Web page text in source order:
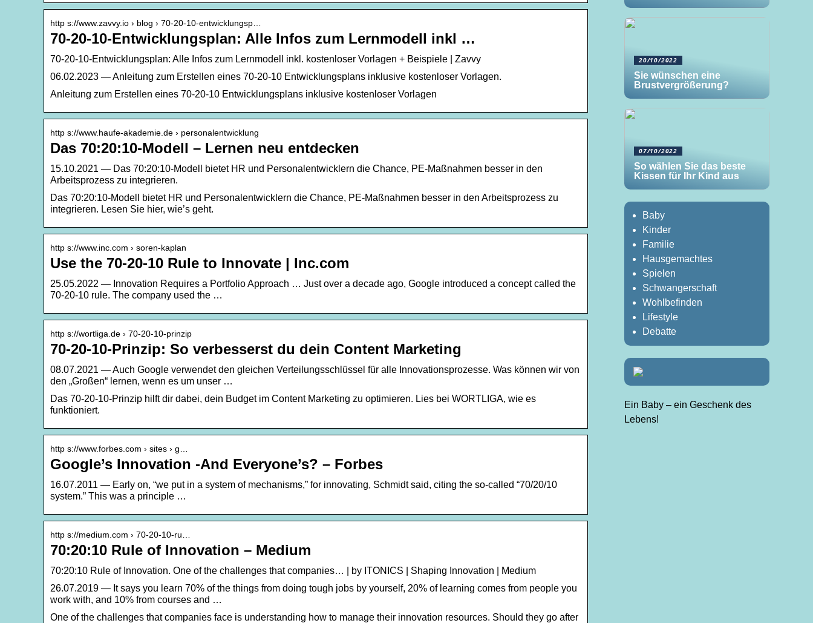
http s://www.zavvy.io › blog › 70-20-10-entwicklungsp…
70-20-10-Entwicklungsplan: Alle Infos zum Lernmodell inkl …
70-20-10-Entwicklungsplan: Alle Infos zum Lernmodell inkl. kostenloser Vorlagen + Beispiele | Zavvy
06.02.2023 — Anleitung zum Erstellen eines 70-20-10 Entwicklungsplans inklusive kostenloser Vorlagen.
Anleitung zum Erstellen eines 70-20-10 Entwicklungsplans inklusive kostenloser Vorlagen
http s://www.haufe-akademie.de › personalentwicklung
Das 70:20:10-Modell – Lernen neu entdecken
15.10.2021 — Das 70:20:10-Modell bietet HR und Personalentwicklern die Chance, PE-Maßnahmen besser in den
Arbeitsprozess zu integrieren.
Das 70:20:10-Modell bietet HR und Personalentwicklern die Chance, PE-Maßnahmen besser in den Arbeitsprozess zu
integrieren. Lesen Sie hier, wie’s geht.
http s://www.inc.com › soren-kaplan
Use the 70-20-10 Rule to Innovate | Inc.com
25.05.2022 — Innovation Requires a Portfolio Approach … Just over a decade ago, Google introduced a concept called the
70-20-10 rule. The company used the …
http s://wortliga.de › 70-20-10-prinzip
70-20-10-Prinzip: So verbesserst du dein Content Marketing
08.07.2021 — Auch Google verwendet den gleichen Verteilungsschlüssel für alle Innovationsprozesse. Was können wir von
den „Großen“ lernen, wenn es um unser …
Das 70-20-10-Prinzip hilft dir dabei, dein Budget im Content Marketing zu optimieren. Lies bei WORTLIGA, wie es
funktioniert.
http s://www.forbes.com › sites › g…
Google’s Innovation -And Everyone’s? – Forbes
16.07.2011 — Early on, “we put in a system of mechanisms,” for innovating, Schmidt said, citing the so-called “70/20/10
system.” This was a principle …
http s://medium.com › 70-20-10-ru…
70:20:10 Rule of Innovation – Medium
70:20:10 Rule of Innovation. One of the challenges that companies… | by ITONICS | Shaping Innovation | Medium
26.07.2019 — It says you learn 70% of the things from doing tough jobs by yourself, 20% of learning comes from people you
work with, and 10% from courses and …
One of the challenges that companies face is understanding how to manage their innovation resources. Should they go after
20/10/2022
Sie wünschen eine
Brustvergrößerung?
07/10/2022
So wählen Sie das beste
Kissen für Ihr Kind aus
Baby
Kinder
Familie
Hausgemachtes
Spielen
Schwangerschaft
Wohlbefinden
Lifestyle
Debatte
Ein Baby – ein Geschenk des
Lebens!